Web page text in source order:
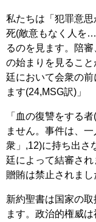
私たちは「犯罪意
死(敵意もなく人を
るのを見ます。陪
の始まりを見るこ
廷において会衆の
ます(24,MSG訳)」
「血の復讐をする
ません。事件は、
衆」,12)に持ち出さ
廷によって結審され
贈賄は禁止されまし
新約聖書は国家の
ます。政治的権威